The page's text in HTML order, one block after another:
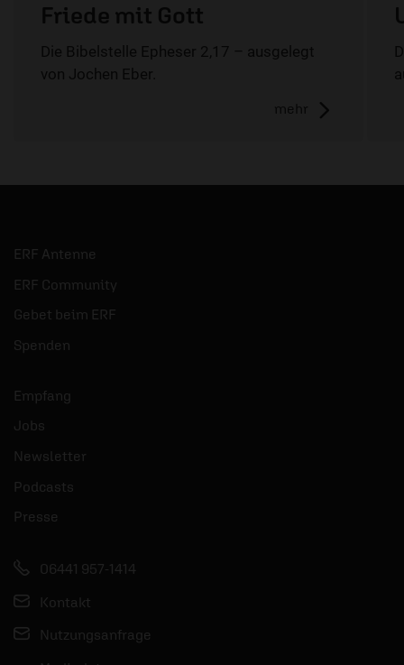
Friede mit Gott
Die Bibelstelle Epheser 2,17 – ausgelegt
von Jochen Eber.
mehr
ERF Antenne
ERF Community
Gebet beim ERF
Spenden
Empfang
Jobs
Newsletter
Podcasts
Presse
06441 957-1414
Kontakt
Nutzungsanfrage